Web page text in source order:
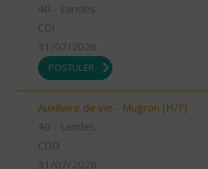
40 - Landes
CDI
31/07/2026
POSTULER
Auxiliaire de vie - Mugron (H/F)
40 - Landes
CDD
31/07/2026